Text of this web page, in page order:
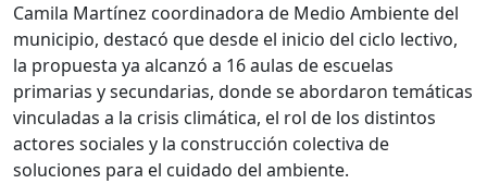
Camila Martínez coordinadora de Medio Ambiente del
municipio, destacó que desde el inicio del ciclo lectivo,
la propuesta ya alcanzó a 16 aulas de escuelas
primarias y secundarias, donde se abordaron temáticas
vinculadas a la crisis climática, el rol de los distintos
actores sociales y la construcción colectiva de
soluciones para el cuidado del ambiente.